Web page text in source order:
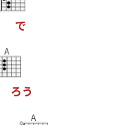
で
A
ろう
A